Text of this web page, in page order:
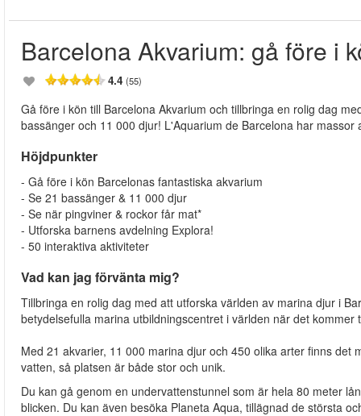
Barcelona Akvarium: gå före i
4.4 (55)
Gå före i kön till Barcelona Akvarium och tillbringa en rolig dag
bassänger och 11 000 djur! L'Aquarium de Barcelona har
Höjdpunkter
- Gå före i kön Barcelonas fantastiska akvarium
- Se 21 bassänger & 11 000 djur
- Se när pingviner & rockor får mat*
- Utforska barnens avdelning Explora!
- 50 interaktiva aktiviteter
Vad kan jag förvänta mig?
Tillbringa en rolig dag med att utforska världen av marina djur i
betydelsefulla marina utbildningscentret i världen när det
Med 21 akvarier, 11 000 marina djur och 450 olika arter finns
vatten, så platsen är både stor och unik.
Du kan gå genom en undervattenstunnel som är hela 80 meter
blicken. Du kan även besöka Planeta Aqua, tillägnad de största